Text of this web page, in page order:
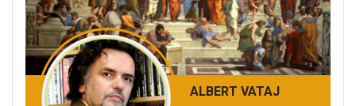
ALBERT VATAJ